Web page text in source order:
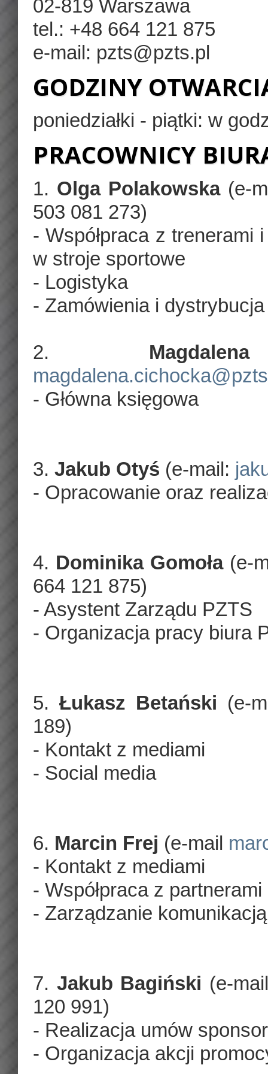
02-819 Warszawa
tel.: +48 664 121 875
e-mail: pzts@pzts.pl
GODZINY
poniedziałki - piątki: w
PRACOWNICY
1. Olga Polakowska(e-
503 081 273)
- Współpraca z trenerami
w stroje sportowe
- Logistyka
- Zamówienia i
2.
- Główna księgowa
3. Jakub Otyś (e-mail:
- Opracowanie oraz
4. Dominika Gomoła(e-
664 121 875)
- Asystent Zarządu PZTS
- Organizacja pracy biura
5. Łukasz Betański (e-
189)
- Kontakt z mediami
- Social media
6. Marcin Frej (e-mail
- Kontakt z mediami
- Współpraca z
- Zarządzanie komunikacją
7. Jakub Bagiński (e-
120 991)
- Realizacja umów
- Organizacja akcji